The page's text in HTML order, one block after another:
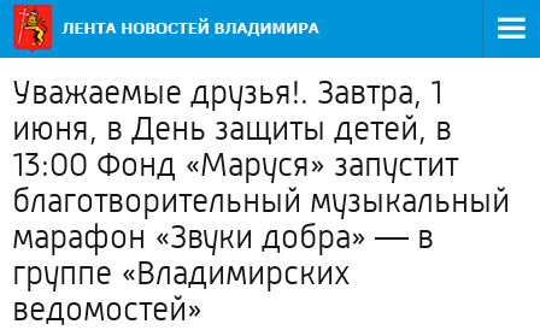
Уважаемые друзья!. Завтра, 1
июня, в День защиты детей, в
13:00 Фонд «Маруся» запустит
благотворительный музыкальный
марафон «Звуки добра» — в
группе «Владимирских
ведомостей»